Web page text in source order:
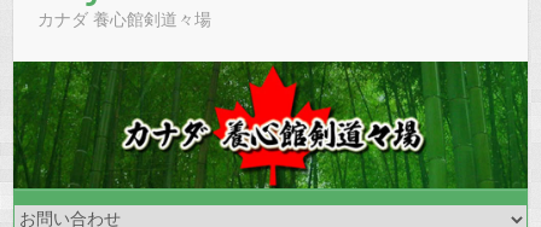
カナダ 養心館剣道々場